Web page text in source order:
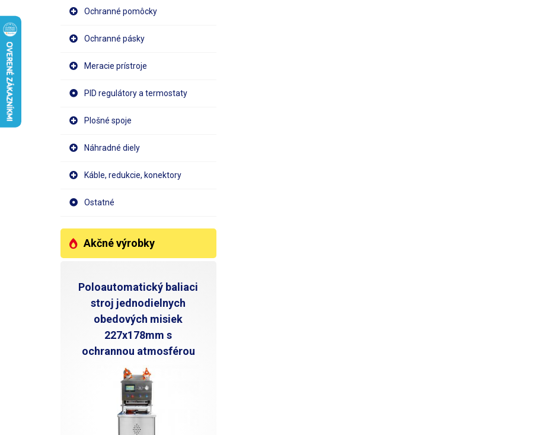
Ochranné pomôcky
Ochranné pásky
Meracie prístroje
PID regulátory a termostaty
Plošné spoje
Náhradné diely
Káble, redukcie, konektory
Ostatné
Akčné výrobky
Poloautomatický baliaci
stroj jednodielnych
obedových misiek
227x178mm s
ochrannou atmosférou